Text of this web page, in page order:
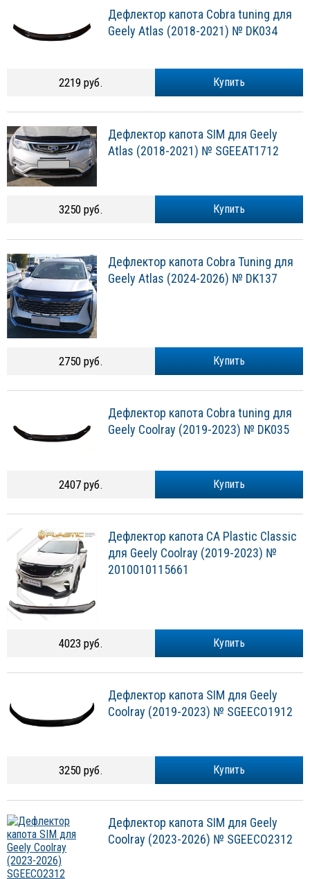
Дефлектор капота Cobra tuning для
Geely Atlas (2018-2021) № DK034
Купить
2219 руб.
Дефлектор капота SIM для Geely
Atlas (2018-2021) № SGEEAT1712
Купить
3250 руб.
Дефлектор капота Cobra Tuning для
Geely Atlas (2024-2026) № DK137
Купить
2750 руб.
Дефлектор капота Cobra tuning для
Geely Coolray (2019-2023) № DK035
Купить
2407 руб.
Дефлектор капота CA Plastic Classic
для Geely Coolray (2019-2023) №
2010010115661
Купить
4023 руб.
Дефлектор капота SIM для Geely
Coolray (2019-2023) № SGEECO1912
Купить
3250 руб.
Дефлектор капота SIM для Geely
Coolray (2023-2026) № SGEECO2312